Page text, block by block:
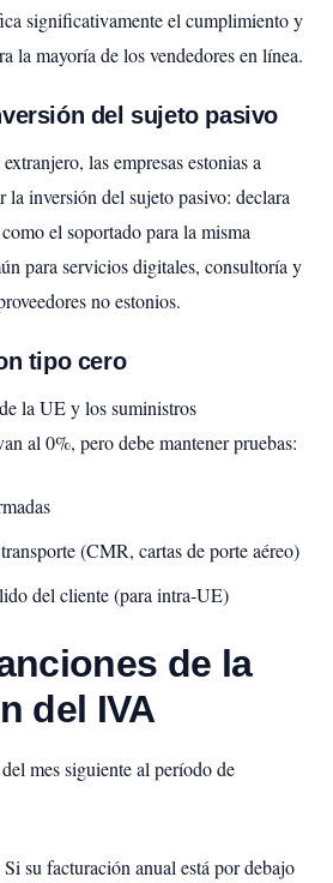
significativamente el cumplimiento y
la mayoría de los vendedores en línea.
del sujeto pasivo
las empresas estonias a
la inversión del sujeto pasivo: declara
el soportado para la misma
para servicios digitales, consultoría y
no estonios.
tipo cero
la UE y los suministros
al 0%, pero debe mantener pruebas:
(CMR, cartas de porte aéreo)
del cliente (para intra-UE)
de la
del IVA
mes siguiente al período de
Si su facturación anual está por debajo